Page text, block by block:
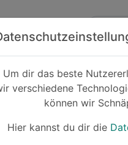
Um dir das beste
verschiedene
können wir
Hier kannst du dir die
Cashback
-26%